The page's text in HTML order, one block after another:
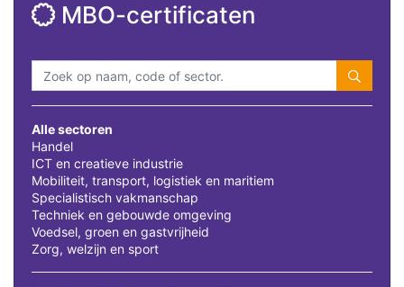
MBO-certificaten
Alle sectoren
Handel
ICT en creatieve industrie
Mobiliteit, transport, logistiek en maritiem
Specialistisch vakmanschap
Techniek en gebouwde omgeving
Voedsel, groen en gastvrijheid
Zorg, welzijn en sport